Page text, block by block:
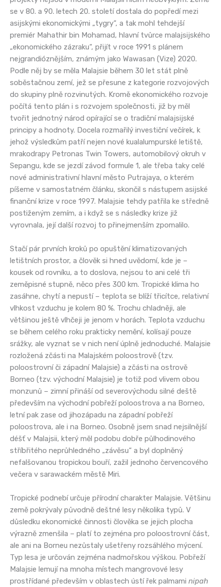
se v 80. a 90. letech 20. století dostala do popředí mezi
asijskými ekonomickými „tygry“, a tak mohl tehdejší
premiér Mahathir bin Mohamad, hlavní tvůrce malajsijského
„ekonomického zázraku“, přijít v roce 1991 s plánem
nejgrandióznějším, známým jako Wawasan (Vize) 2020.
Podle něj by se měla Malajsie během 30 let stát plně
soběstačnou zemí, jež se přesune z kategorie rozvojových
do skupiny plně rozvinutých. Kromě ekonomického rozvoje
počítá tento plán i s rozvojem společnosti, již by měl
tvořit jednotný národ opírající se o tradiční malajsijské
principy a hodnoty. Docela rozmařilý investiční večírek, k
jehož výsledkům patří nejen nové kualalumpurské letiště,
mrakodrapy Petronas Twin Towers, automobilový okruh v
Sepangu, kde se jezdí závod formule 1, ale třeba taky celé
nové administrativní hlavní město Putrajaya, o kterém
píšeme v samostatném článku, skončil s nástupem asijské
finanční krize v roce 1997. Malajsie tehdy patřila ke středně
postiženým zemím, a i když se s následky krize již
vyrovnala, její další rozvoj to přinejmenším zpomalilo.
Stačí pár prvních kroků po opuštění klimatizovaných
letištních prostor, a člověk si hned uvědomí, kde je –
kousek od rovníku, a to doslova, nejsou to ani celé tři
zeměpisné stupně, něco přes 300 km. Tropické klima ho
zasáhne, chytí a nepustí – teplota se blíží třicítce, relativní
vlhkost vzduchu je kolem 80 %. Trochu chladněji, ale
většinou ještě vlhčeji je jenom v horách. Teplota vzduchu
se během celého roku prakticky nemění, kolísají pouze
srážky, ale vyznat se v nich není úplně jednoduché. Malajsie
rozložená zčásti na Malajském poloostrově (tzv.
poloostrovní či západní Malajsie) a zčásti na ostrově
Borneo (tzv. východní Malajsie) je totiž pod vlivem obou
monzunů – zimní přináší od severovýchodu silné deště
především na východní pobřeží poloostrova a na Borneo,
letní pak zase od jihozápadu na západní pobřeží
poloostrova, ale i na Borneo. Osobně jsem snad nejsilnější
déšť v Malajsii, který měl podobu dobře půlhodinového
stříbřitého neprůhledného „závěsu“ a byl doplněný
nefalšovanou tropickou bouří, zažil jednoho červencového
večera v sarawackém městě Miri.
Tropické podnebí určuje přírodní charakter Malajsie. Většinu
země pokrývaly původně deštné lesy několika typů. V
důsledku ekonomické činnosti člověka se jejich plocha
výrazně zmenšila – platí to zejména pro poloostrovní část,
ale ani na Borneu nezůstaly ušetřeny rozsáhlého mýcení.
Typ lesa je určován zejména nadmořskou výškou. Pobřeží
Malajsie lemují na mnoha místech mangrovové lesy
prostřídané především v oblastech ústí řek palmami nipah